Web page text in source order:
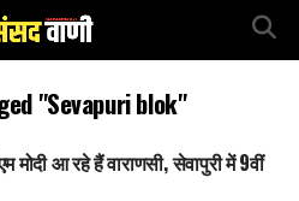
"Sevapuri blok"
मोदी आ रहे हैं वाराणसी, सेवापुरी में 9वीं